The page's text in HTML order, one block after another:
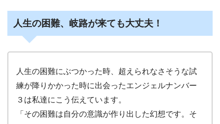
人生の困難、岐路が来ても大丈夫！
人生の困難にぶつかった時、超えられなさそうな試
練が降りかかった時に出会ったエンジェルナンバー
３は私達にこう伝えています。
「その困難は自分の意識が作り出した幻想です。そ